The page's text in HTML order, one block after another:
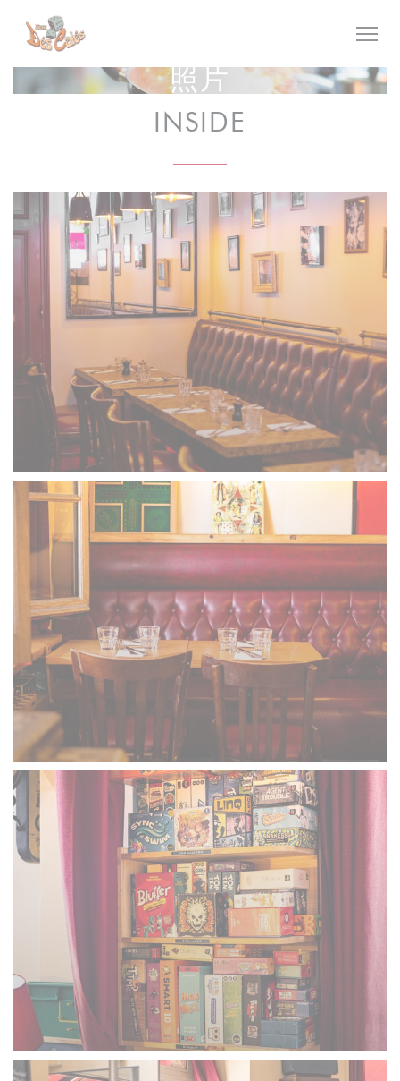
Cookie管理面板
照片
INSIDE